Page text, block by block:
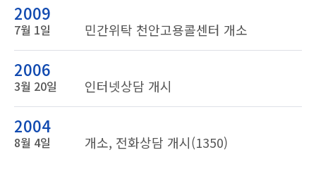
2009
7월 1일 민간위탁 천안고용콜센터 개소
2006
3월 20일 인터넷상담 개시
2004
8월 4일 개소, 전화상담 개시(1350)